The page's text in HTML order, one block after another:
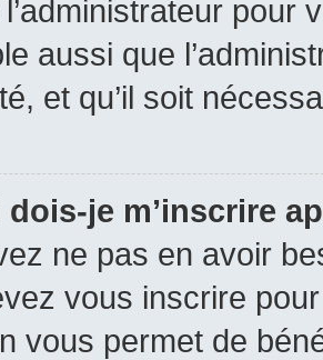
pour
aussi que
et qu’il soit
je m’inscrire
ne pas en avoir
vous inscrire
vous permet de